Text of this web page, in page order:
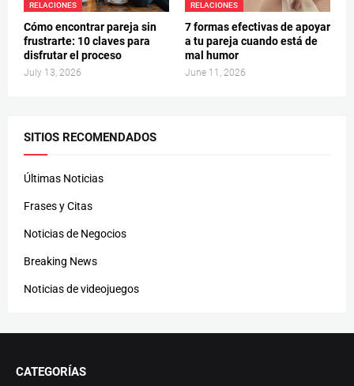
RELACIONES
Cómo encontrar pareja sin
frustrarte: 10 claves para
disfrutar el proceso
July 13, 2026
RELACIONES
7 formas efectivas de apoyar
a tu pareja cuando está de
mal humor
June 11, 2026
SITIOS RECOMENDADOS
Últimas Noticias
Frases y Citas
Noticias de Negocios
Breaking News
Noticias de videojuegos
CATEGORÍAS